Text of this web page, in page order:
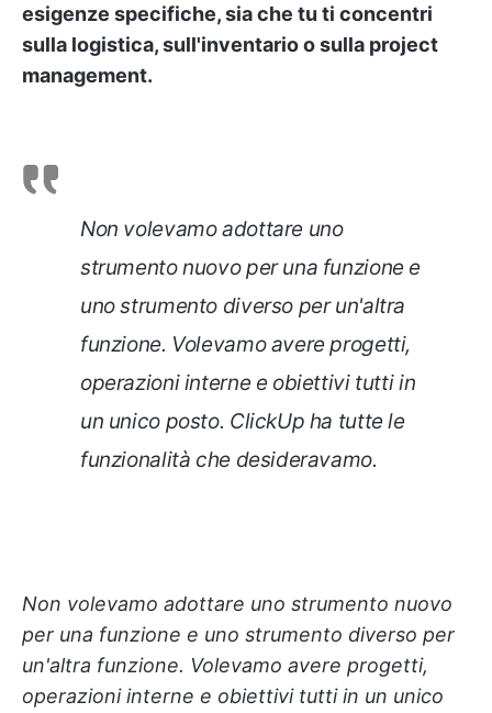
esigenze specifiche, sia che tu ti concentri
sulla logistica, sull'inventario o sulla project
management.
Non volevamo adottare uno
strumento nuovo per una funzione e
uno strumento diverso per un'altra
funzione. Volevamo avere progetti,
operazioni interne e obiettivi tutti in
un unico posto. ClickUp ha tutte le
funzionalità che desideravamo.
Non volevamo adottare uno strumento nuovo
per una funzione e uno strumento diverso per
un'altra funzione. Volevamo avere progetti,
operazioni interne e obiettivi tutti in un unico